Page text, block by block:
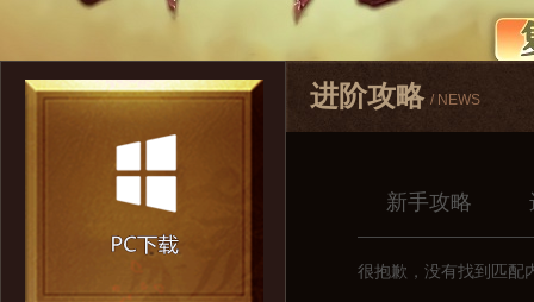
进阶攻略 / NEWS
新手攻略
很抱歉，没有找到匹配